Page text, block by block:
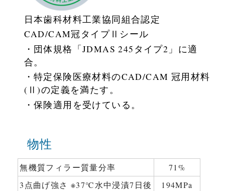
日本歯科材料工業協同組合認定
CAD/CAM冠タイプⅡシール
・団体規格「JDMAS 245タイプ2」に適
合。
・特定保険医療材料のCAD/CAM 冠用材料
(Ⅱ)の定義を満たす。
・保険適用を受けている。
物性
無機質フィラー質量分率
71%
3点曲げ強さ ※37℃水中浸漬7日後
194MPa